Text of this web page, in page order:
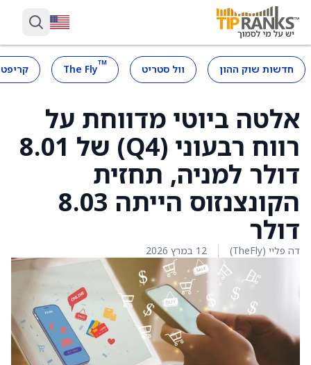
חדשות שוק ההון וול סטריט ™
The Fly
אלטה ביוטי מדווחת על
רווח רבעוני (Q4) של 8.01
דולר למניה, תחזית
הקונצנזוס הייתה 8.03
דולר
דה פליי (TheFly) 12 במרץ 2026